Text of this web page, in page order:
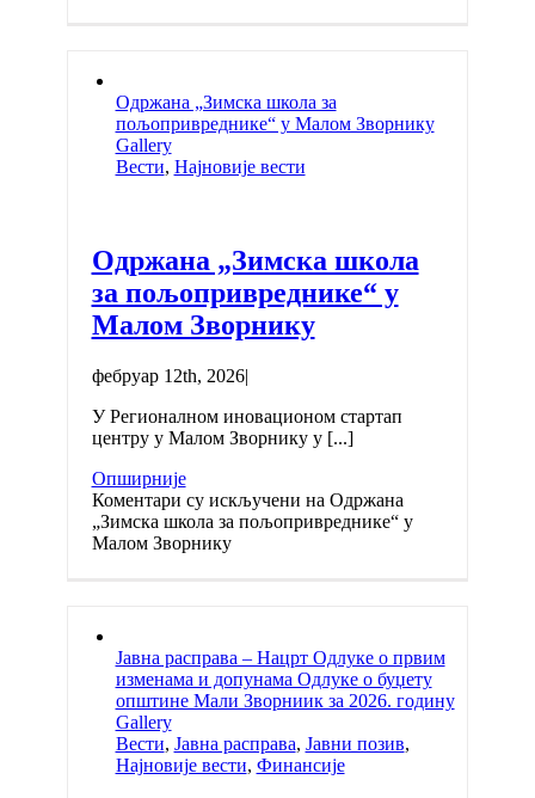
Одржана „Зимска школа за
пољопривреднике“ у Малом Зворнику
Gallery
Вести, Најновије вести
Одржана „Зимска школа
за пољопривреднике“ у
Малом Зворнику
фебруар 12th, 2026|
У Регионалном иновационом стартап
центру у Малом Зворнику у [...]
Опширније
Коментари су искључени на Одржана
„Зимска школа за пољопривреднике“ у
Малом Зворнику
Јавна расправа – Нацрт Одлуке о првим
изменама и допунама Одлуке о буџету
општине Мали Зворниик за 2026. годину
Gallery
Вести, Јавна расправа, Јавни позив,
Најновије вести, Финансије